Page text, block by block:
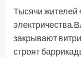
Тысячи жителей
закрывают
строят